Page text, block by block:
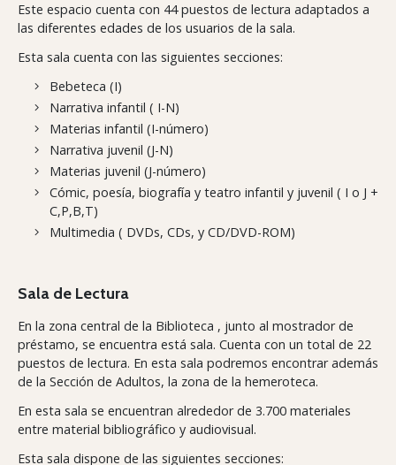
Este espacio cuenta con 44 puestos de lectura adaptados a
las diferentes edades de los usuarios de la sala.
Esta sala cuenta con las siguientes secciones:
Bebeteca (I)
Narrativa infantil ( I-N)
Materias infantil (I-número)
Narrativa juvenil (J-N)
Materias juvenil (J-número)
Cómic, poesía, biografía y teatro infantil y juvenil ( I o J +
C,P,B,T)
Multimedia ( DVDs, CDs, y CD/DVD-ROM)
Sala de Lectura
En la zona central de la Biblioteca , junto al mostrador de
préstamo, se encuentra está sala. Cuenta con un total de 22
puestos de lectura. En esta sala podremos encontrar además
de la Sección de Adultos, la zona de la hemeroteca.
En esta sala se encuentran alrededor de 3.700 materiales
entre material bibliográfico y audiovisual.
Esta sala dispone de las siguientes secciones: